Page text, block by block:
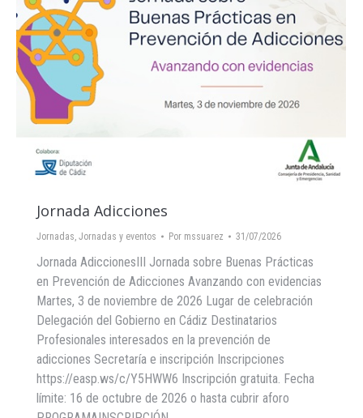
Jornada Adicciones
Jornadas, Jornadas y eventos Por mssuarez 31/07/2026
Jornada AdiccionesIII Jornada sobre Buenas Prácticas
en Prevención de Adicciones Avanzando con evidencias
Martes, 3 de noviembre de 2026 Lugar de celebración
Delegación del Gobierno en Cádiz Destinatarios
Profesionales interesados en la prevención de
adicciones Secretaría e inscripción Inscripciones
https://easp.ws/c/Y5HWW6 Inscripción gratuita. Fecha
límite: 16 de octubre de 2026 o hasta cubrir aforo